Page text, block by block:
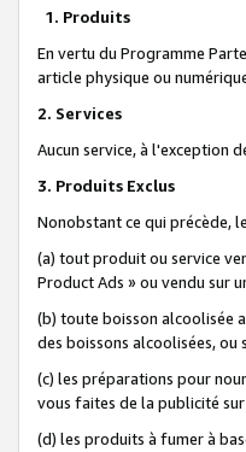
1. Produits
En vertu du Programme
article physique ou
2. Services
Aucun service, à l'exception
3. Produits Exclus
Nonobstant ce qui précède,
(a) tout produit ou service
Product Ads » ou vendu sur
(b) toute boisson alcoolisée
des boissons alcoolisées,
(c) les préparations pour
vous faites de la publicité
(d) les produits à fumer à